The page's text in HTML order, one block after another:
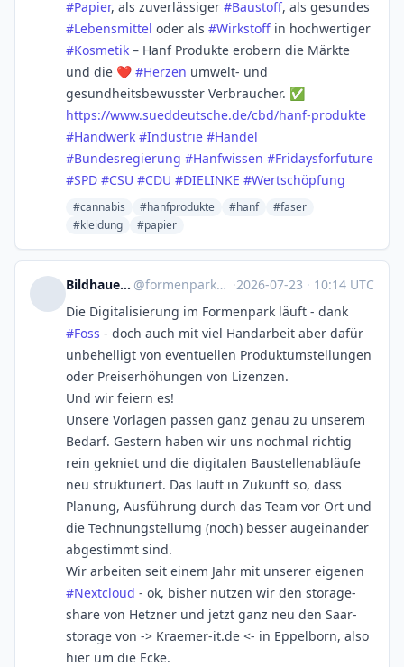
#Papier, als zuverlässiger #Baustoff, als gesundes
#Lebensmittel oder als #Wirkstoff in hochwertiger
#Kosmetik – Hanf Produkte erobern die Märkte
und die ❤️ #Herzen umwelt- und
gesundheitsbewusster Verbraucher. ✅
https://www.sueddeutsche.de/cbd/hanf-produkte
#Handwerk #Industrie #Handel
#Bundesregierung #Hanfwissen #Fridaysforfuture
#SPD #CSU #CDU #DIELINKE #Wertschöpfung
#cannabis #hanfprodukte #hanf
#faser
#kleidung
#papier
Bildhauerei Formenpark @formenpark@kirkler-treff.saarland ·2026-07-23 · 10:14 UTC
Die Digitalisierung im Formenpark läuft - dank
#Foss - doch auch mit viel Handarbeit aber dafür
unbehelligt von eventuellen Produktumstellungen
oder Preiserhöhungen von Lizenzen.
Und wir feiern es!
Unsere Vorlagen passen ganz genau zu unserem
Bedarf. Gestern haben wir uns nochmal richtig
rein gekniet und die digitalen Baustellenabläufe
neu strukturiert. Das läuft in Zukunft so, dass
Planung, Ausführung durch das Team vor Ort und
die Technungstellumg (noch) besser augeinander
abgestimmt sind.
Wir arbeiten seit einem Jahr mit unserer eigenen
#Nextcloud - ok, bisher nutzen wir den storage-
share von Hetzner und jetzt ganz neu den Saar-
storage von -> Kraemer-it.de <- in Eppelborn, also
hier um die Ecke.